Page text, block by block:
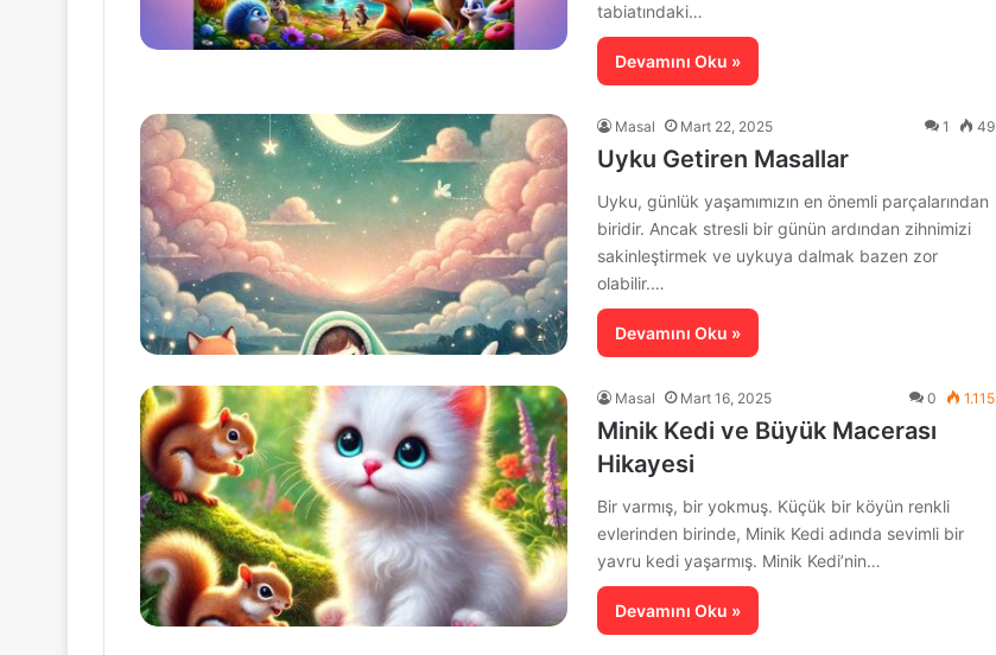
tabiatındaki…
Devamını Oku »
Masal Mart 22, 2025 1 49
Uyku Getiren Masallar
Uyku, günlük yaşamımızın en önemli parçalarından
biridir. Ancak stresli bir günün ardından zihnimizi
sakinleştirmek ve uykuya dalmak bazen zor
olabilir.…
Devamını Oku »
Masal Mart 16, 2025 0 1.115
Minik Kedi ve Büyük Macerası
Hikayesi
Bir varmış, bir yokmuş. Küçük bir köyün renkli
evlerinden birinde, Minik Kedi adında sevimli bir
yavru kedi yaşarmış. Minik Kedi’nin…
Devamını Oku »